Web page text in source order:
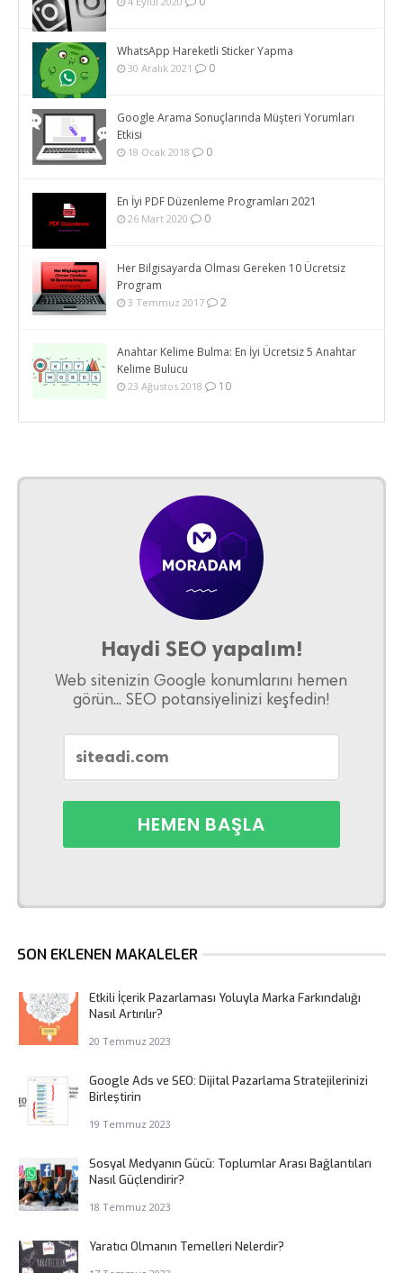
WhatsApp Hareketli Sticker Yapma
30 Aralık 2021 0
Google Arama Sonuçlarında Müşteri Yorumları
Etkisi
18 Ocak 2018 0
En İyi PDF Düzenleme Programları 2021
26 Mart 2020 0
Her Bilgisayarda Olması Gereken 10 Ücretsiz
Program
3 Temmuz 2017 2
Anahtar Kelime Bulma: En İyi Ücretsiz 5 Anahtar
Kelime Bulucu
23 Ağustos 2018 10
Haydi SEO yapalım!
Web sitenizin Google konumlarını hemen
görün... SEO potansiyelinizi keşfedin!
SON EKLENEN MAKALELER
Etkili İçerik Pazarlaması Yoluyla Marka Farkındalığı
Nasıl Artırılır?
20 Temmuz 2023
Google Ads ve SEO: Dijital Pazarlama Stratejilerinizi
Birleştirin
19 Temmuz 2023
Sosyal Medyanın Gücü: Toplumlar Arası Bağlantıları
Nasıl Güçlendirir?
18 Temmuz 2023
Yaratıcı Olmanın Temelleri Nelerdir?